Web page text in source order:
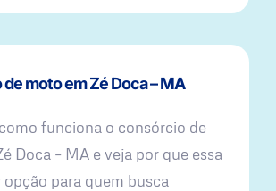
moto em Zé Doca – MA
funciona o consórcio de
Doca – MA e veja por que essa
opção para quem busca